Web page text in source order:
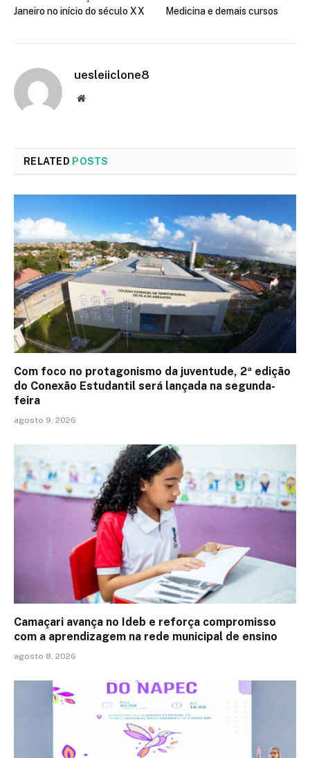
Janeiro no início do século XX
Medicina e demais cursos
uesleiiclone8
Website
RELATED POSTS
Com foco no protagonismo da juventude, 2ª edição
do Conexão Estudantil será lançada na segunda-
feira
agosto 9, 2026
Camaçari avança no Ideb e reforça compromisso
com a aprendizagem na rede municipal de ensino
agosto 8, 2026